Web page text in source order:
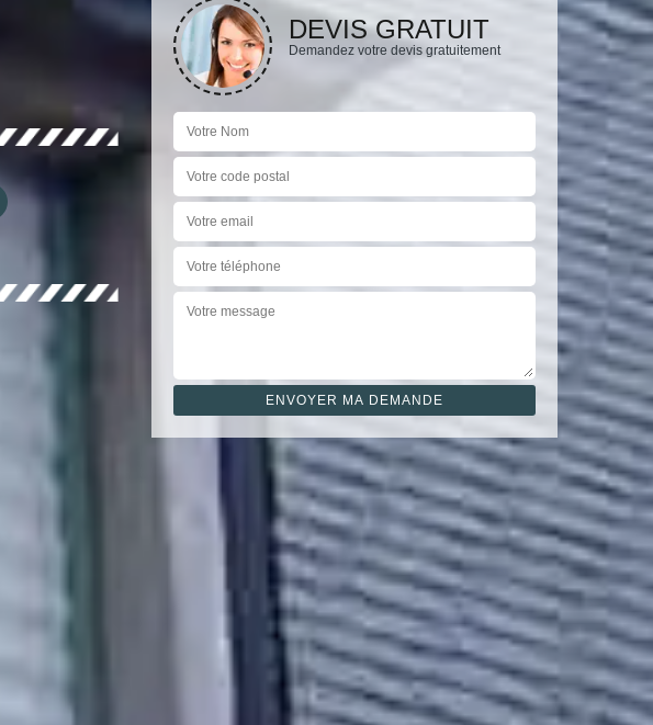
DEVIS GRATUIT
Demandez votre devis gratuitement